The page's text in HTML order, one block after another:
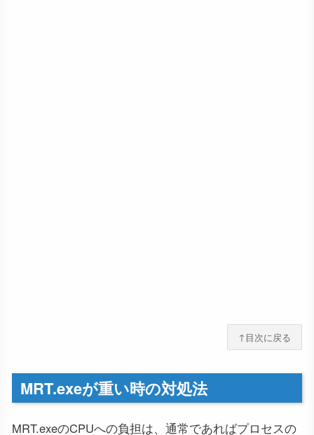
↑目次に戻る
MRT.exeが重い時の対処法
MRT.exeのCPUへの負担は、通常であればプロセスの